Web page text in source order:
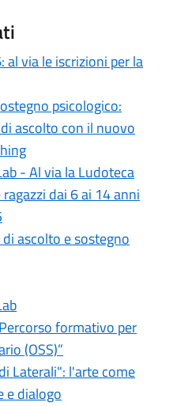
via le iscrizioni per la
psicologico:
ascolto con il nuovo
- Al via la Ludoteca
dai 6 ai 14 anni
ascolto e sostegno
formativo per
(OSS)”
Laterali": l'arte come
e dialogo